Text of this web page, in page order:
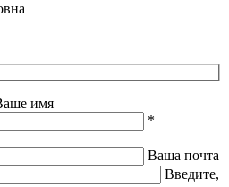
имя
*
Ваша почта
Введите,